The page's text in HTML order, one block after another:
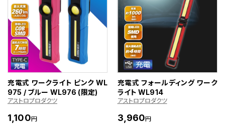
充電式 ワークライト ピンク WL
975 / ブルー WL976 (限定)
アストロプロダクツ
1,100円
充電式 フォールディング ワーク
ライト WL914
アストロプロダクツ
3,960円